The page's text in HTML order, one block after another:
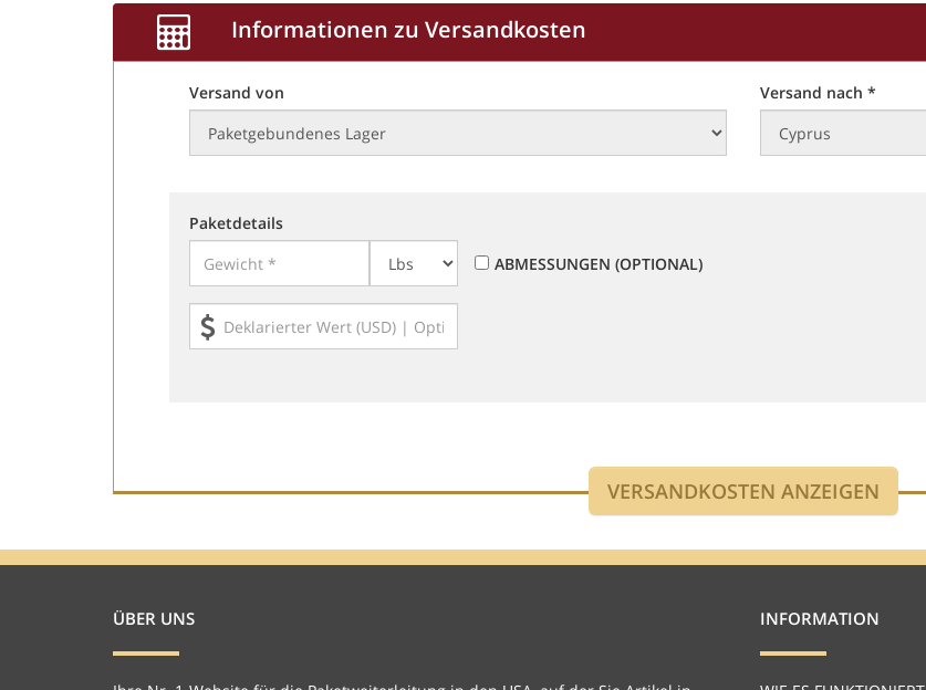
Informationen zu Versandkosten
Versand von Versand nach *
Paketdetails
ABMESSUNGEN (OPTIONAL)
ÜBER UNS INFORMATION